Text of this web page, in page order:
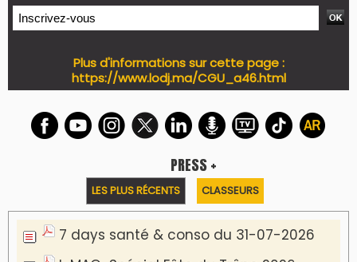
Plus d'informations sur cette page :
https://www.lodj.ma/CGU_a46.html
PRESS +
LES PLUS RÉCENTS CLASSEURS
7 days santé & conso du 31-07-2026